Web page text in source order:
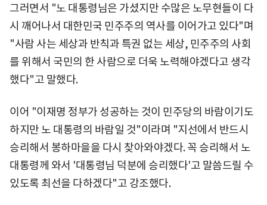
그러면서 "노 대통령님은 가셨지만 수많은 노무현들이 다
시 깨어나서 대한민국 민주주의 역사를 이어가고 있다"며
"사람 사는 세상과 반칙과 특권 없는 세상, 민주주의 사회
를 위해서 국민의 한 사람으로 더욱 노력해야겠다고 생각
했다"고 말했다.
이어 "이재명 정부가 성공하는 것이 민주당의 바람이기도
하지만 노 대통령의 바람일 것"이라며 "지선에서 반드시
승리해서 봉하마을을 다시 찾아와야겠다. 꼭 승리해서 노
대통령께 와서 '대통령님 덕분에 승리했다'고 말씀드릴 수
있도록 최선을 다하겠다"고 강조했다.